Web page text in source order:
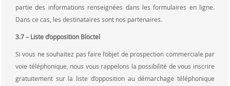
partie des informations renseignées dans les formulaires en ligne.
Dans ce cas, les destinataires sont nos partenaires.
3.7 – Liste d’opposition Bloctel
Si vous ne souhaitez pas faire l’objet de prospection commerciale par
voie téléphonique, nous vous rappelons la possibilité de vous inscrire
gratuitement sur la liste d’opposition au démarchage téléphonique